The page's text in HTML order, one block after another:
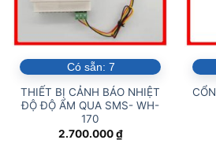
Có sẵn: 7
THIẾT BỊ CẢNH BÁO NHIỆT
ĐỘ ĐỘ ẨM QUA SMS- WH-
170
2.700.000₫